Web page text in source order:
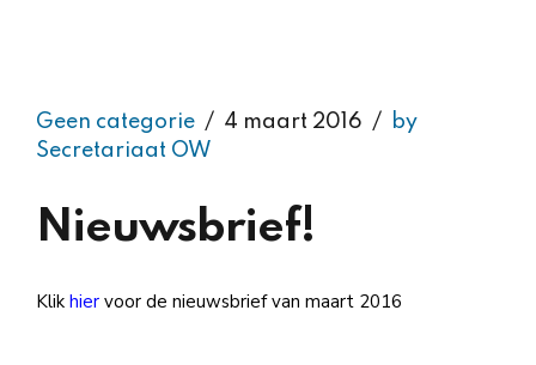
Geen categorie 4 maart 2016
by
Secretariaat OW
Nieuwsbrief!
Klik hier voor de nieuwsbrief van maart 2016